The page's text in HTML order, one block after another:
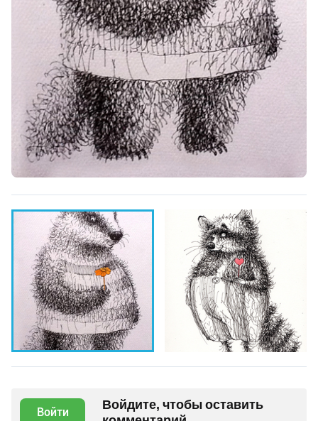
Войти
Войдите, чтобы оставить